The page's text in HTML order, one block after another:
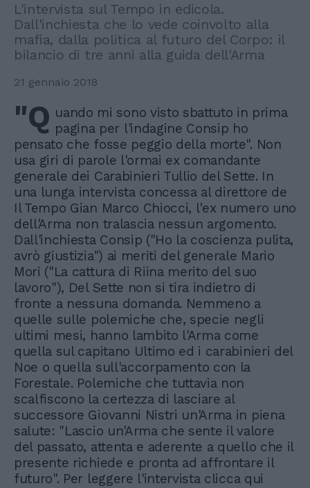
L'intervista sul Tempo in edicola.
Dall'inchiesta che lo vede coinvolto alla
mafia, dalla politica al futuro del Corpo: il
bilancio di tre anni alla guida dell'Arma
21 gennaio 2018
"Q uando mi sono visto sbattuto in prima
pagina per l'indagine Consip ho
pensato che fosse peggio della morte". Non
usa giri di parole l'ormai ex comandante
generale dei Carabinieri Tullio del Sette. In
una lunga intervista concessa al direttore de
Il Tempo Gian Marco Chiocci, l'ex numero uno
dell'Arma non tralascia nessun argomento.
Dall'inchiesta Consip ("Ho la coscienza pulita,
avrò giustizia") ai meriti del generale Mario
Mori ("La cattura di Riina merito del suo
lavoro"), Del Sette non si tira indietro di
fronte a nessuna domanda. Nemmeno a
quelle sulle polemiche che, specie negli
ultimi mesi, hanno lambito l'Arma come
quella sul capitano Ultimo ed i carabinieri del
Noe o quella sull'accorpamento con la
Forestale. Polemiche che tuttavia non
scalfiscono la certezza di lasciare al
successore Giovanni Nistri un'Arma in piena
salute: "Lascio un'Arma che sente il valore
del passato, attenta e aderente a quello che il
presente richiede e pronta ad affrontare il
futuro". Per leggere l'intervista clicca qui